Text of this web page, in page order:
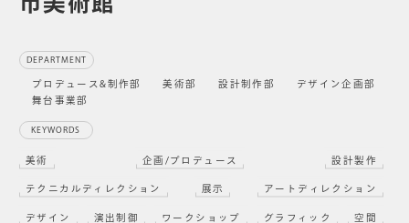
DEPARTMENT
プロデュース&制作部 美術部 設計制作部
デザイン企画部
舞台事業部
KEYWORDS
美術 企画/プロデュース 設計製作
テクニカルディレクション 展示 アートディレクション
デザイン 演出制御 ワークショップ グラフィック 空間